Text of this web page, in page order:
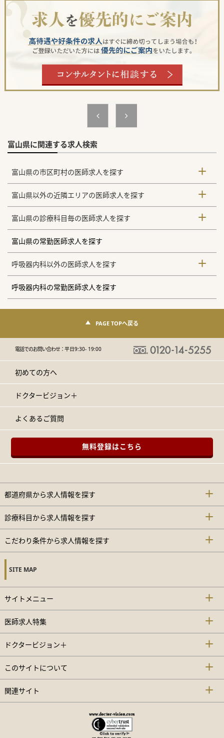
富山県に関連する求人検索
富山県の市区町村の医師求人を探す
富山県以外の近隣エリアの医師求人を探す
富山県の診療科目毎の医師求人を探す
富山県の常勤医師求人を探す
呼吸器内科以外の医師求人を探す
呼吸器内科の常勤医師求人を探す
PAGE TOPへ戻る
電話でのお問い合わせ：平日9:30- 19:00
初めての方へ
ドクタービジョン＋
よくあるご質問
無料登録はこちら
都道府県から求人情報を探す
診療科目から求人情報を探す
こだわり条件から求人情報を探す
SITE MAP
サイトメニュー
医師求人特集
ドクタービジョン＋
このサイトについて
関連サイト